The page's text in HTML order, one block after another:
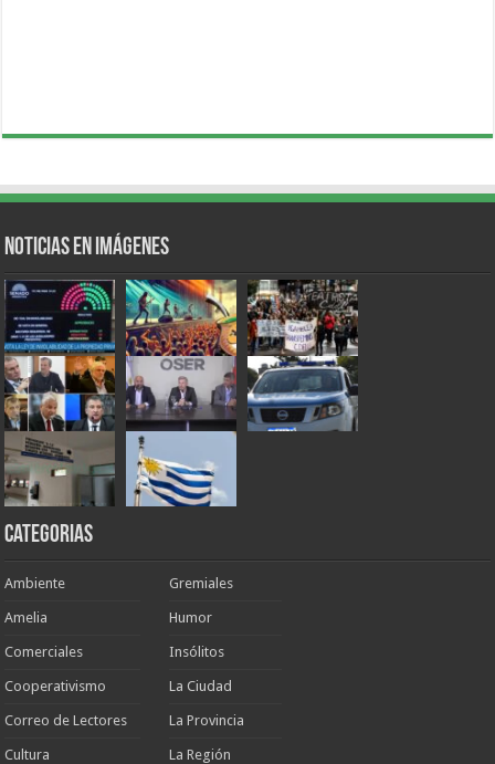
Noticias en Imágenes
Categorias
Ambiente
Amelia
Comerciales
Cooperativismo
Correo de Lectores
Cultura
Gremiales
Humor
Insólitos
La Ciudad
La Provincia
La Región